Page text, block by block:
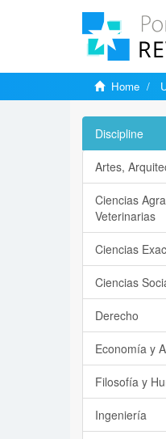
Home
Discipline
Artes,
Ciencias
Veterinarias
Ciencias
Ciencias
Derecho
Economía y
Filosofía y
Ingeniería